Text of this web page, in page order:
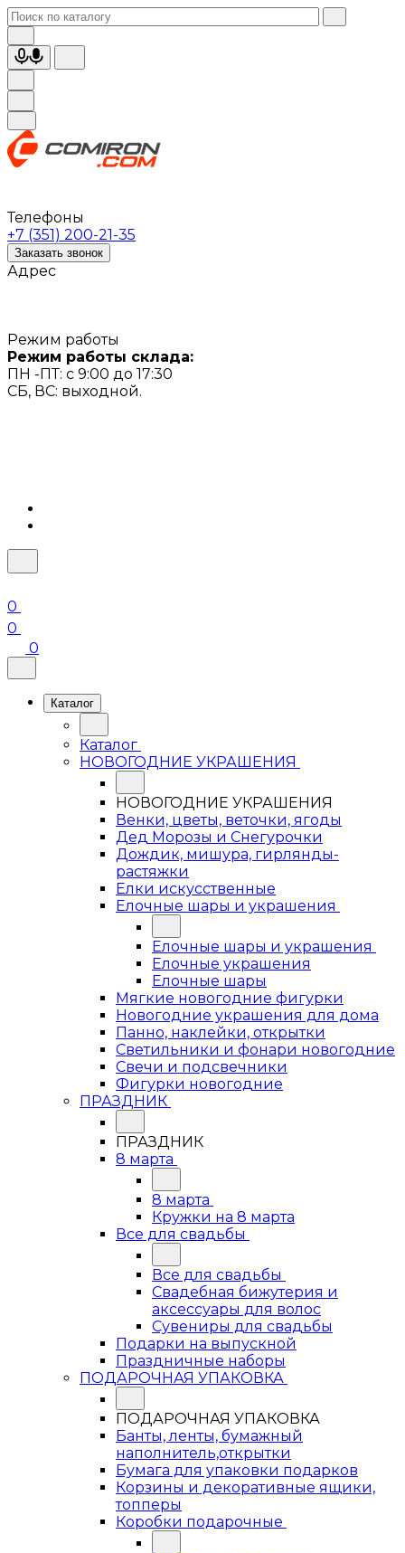
Телефоны
+7 (351) 200-21-35
Заказать звонок
Адрес
Режим работы
Режим работы склада:
ПН -ПТ: с 9:00 до 17:30
СБ, ВС: выходной.
0
0
0
Каталог
Каталог
НОВОГОДНИЕ УКРАШЕНИЯ
НОВОГОДНИЕ УКРАШЕНИЯ
Венки, цветы, веточки, ягоды
Дед Морозы и Снегурочки
Дождик, мишура, гирлянды-
растяжки
Елки искусственные
Елочные шары и украшения
Елочные шары и украшения
Елочные украшения
Елочные шары
Мягкие новогодние фигурки
Новогодние украшения для дома
Панно, наклейки, открытки
Светильники и фонари новогодние
Свечи и подсвечники
Фигурки новогодние
ПРАЗДНИК
ПРАЗДНИК
8 марта
8 марта
Кружки на 8 марта
Все для свадьбы
Все для свадьбы
Свадебная бижутерия и
аксессуары для волос
Сувениры для свадьбы
Подарки на выпускной
Праздничные наборы
ПОДАРОЧНАЯ УПАКОВКА
ПОДАРОЧНАЯ УПАКОВКА
Банты, ленты, бумажный
наполнитель,открытки
Бумага для упаковки подарков
Корзины и декоративные ящики,
топперы
Коробки подарочные